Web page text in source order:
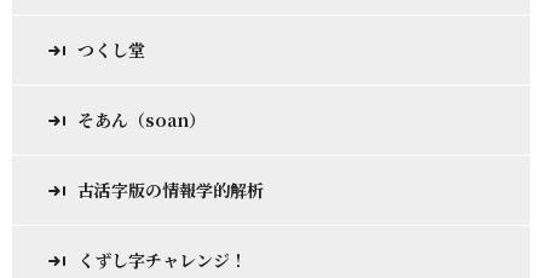
つくし堂
そあん（soan）
古活字版の情報学的解析
くずし字チャレンジ！